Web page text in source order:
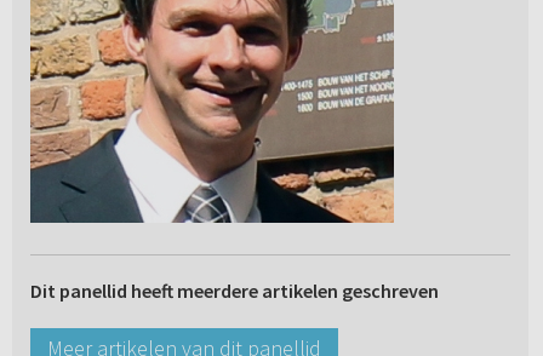
Dit panellid heeft meerdere artikelen geschreven
Meer artikelen van dit panellid